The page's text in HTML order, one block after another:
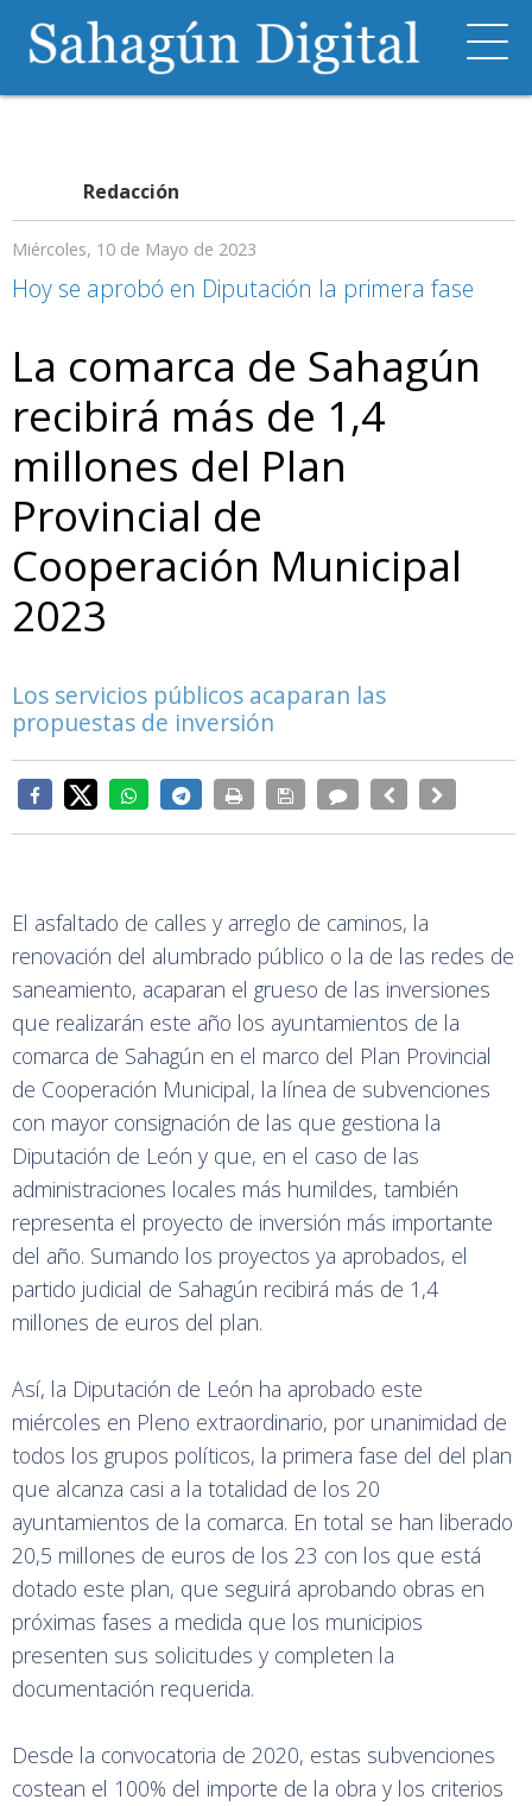
Redacción
Miércoles, 10 de Mayo de 2023
Hoy se aprobó en Diputación la primera fase
La comarca de Sahagún
recibirá más de 1,4
millones del Plan
Provincial de
Cooperación Municipal
2023
Los servicios públicos acaparan las
propuestas de inversión
El asfaltado de calles y arreglo de caminos, la
renovación del alumbrado público o la de las redes de
saneamiento, acaparan el grueso de las inversiones
que realizarán este año los ayuntamientos de la
comarca de Sahagún en el marco del Plan Provincial
de Cooperación Municipal, la línea de subvenciones
con mayor consignación de las que gestiona la
Diputación de León y que, en el caso de las
administraciones locales más humildes, también
representa el proyecto de inversión más importante
del año. Sumando los proyectos ya aprobados, el
partido judicial de Sahagún recibirá más de 1,4
millones de euros del plan.
Así, la Diputación de León ha aprobado este
miércoles en Pleno extraordinario, por unanimidad de
todos los grupos políticos, la primera fase del del plan
que alcanza casi a la totalidad de los 20
ayuntamientos de la comarca. En total se han liberado
20,5 millones de euros de los 23 con los que está
dotado este plan, que seguirá aprobando obras en
próximas fases a medida que los municipios
presenten sus solicitudes y completen la
documentación requerida.
Desde la convocatoria de 2020, estas subvenciones
costean el 100% del importe de la obra y los criterios